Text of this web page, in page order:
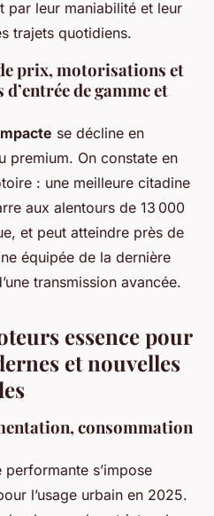
par leur maniabilité et leur
trajets quotidiens.
prix, motorisations et
de gamme et
se décline en
premium. On constate en
: une meilleure citadine
aux alentours de 13 000
et peut atteindre près de
équipée de la dernière
transmission avancée.
essence pour
et nouvelles
consommation
s’impose
l’usage urbain en 2025.